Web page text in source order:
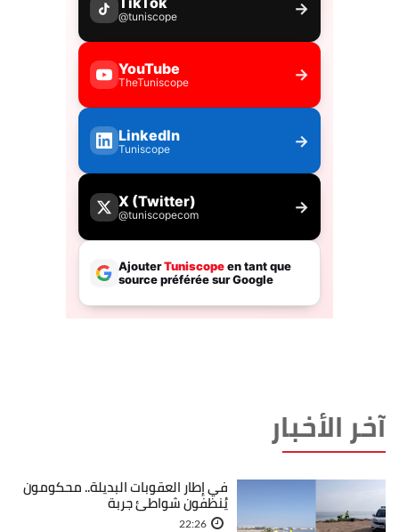
آخر الأخبار
في إطار العقوبات البديلة.. محكومون
يُنظفون شواطئ جربة
22:26